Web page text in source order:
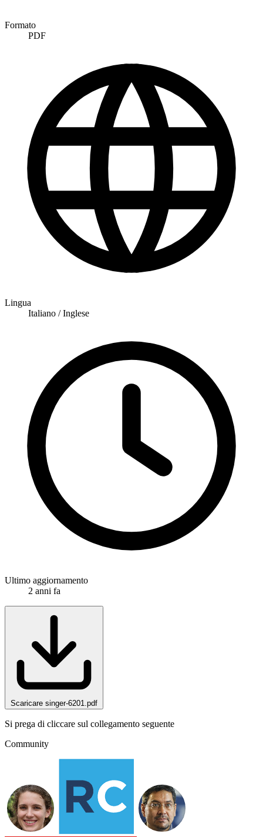
Formato
PDF
Lingua
Italiano / Inglese
Ultimo aggiornamento
2 anni fa
Scaricare singer-6201.pdf
Si prega di cliccare sul collegamento seguente
Community